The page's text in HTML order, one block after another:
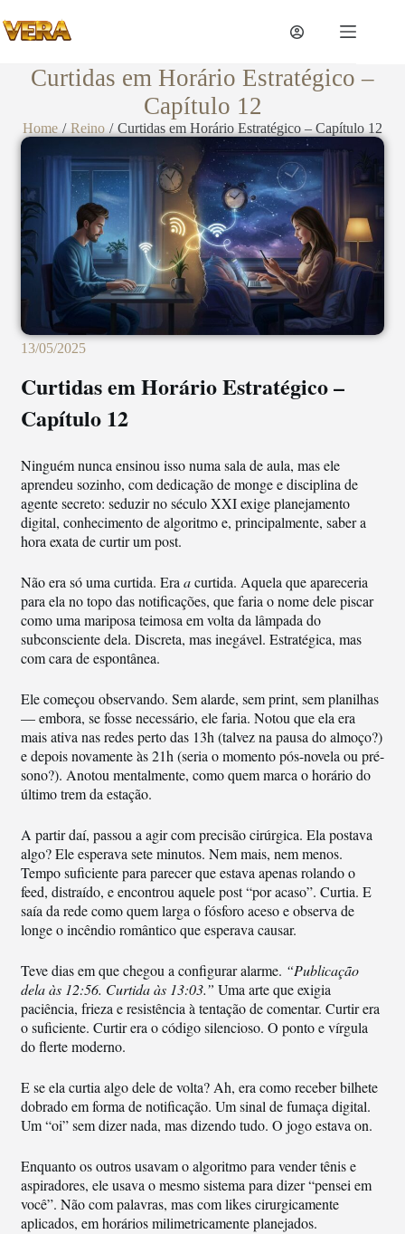
Curtidas em Horário Estratégico –
Capítulo 12
Home / Reino / Curtidas em Horário Estratégico – Capítulo 12
13/05/2025
Curtidas em Horário Estratégico –
Capítulo 12
Ninguém nunca ensinou isso numa sala de aula, mas ele
aprendeu sozinho, com dedicação de monge e disciplina de
agente secreto: seduzir no século XXI exige planejamento
digital, conhecimento de algoritmo e, principalmente, saber a
hora exata de curtir um post.
Não era só uma curtida. Eraacurtida. Aquela que apareceria
para ela no topo das notificações, que faria o nome dele piscar
como uma mariposa teimosa em volta da lâmpada do
subconsciente dela. Discreta, mas inegável. Estratégica, mas
com cara de espontânea.
Ele começou observando. Sem alarde, sem print, sem planilhas
— embora, se fosse necessário, ele faria. Notou que ela era
mais ativa nas redes perto das 13h (talvez na pausa do almoço?)
e depois novamente às 21h (seria o momento pós-novela ou pré-
sono?). Anotou mentalmente, como quem marca o horário do
último trem da estação.
A partir daí, passou a agir com precisão cirúrgica. Ela postava
algo? Ele esperava sete minutos. Nem mais, nem menos.
Tempo suficiente para parecer que estava apenas rolando o
feed, distraído, e encontrou aquele post “por acaso”. Curtia. E
saía da rede como quem larga o fósforo aceso e observa de
longe o incêndio romântico que esperava causar.
Teve dias em que chegou a configurar alarme. “Publicação
dela às 12:56. Curtida às 13:03.” Uma arte que exigia
paciência, frieza e resistência à tentação de comentar. Curtir era
o suficiente. Curtir era o código silencioso. O ponto e vírgula
do flerte moderno.
E se ela curtia algo dele de volta? Ah, era como receber bilhete
dobrado em forma de notificação. Um sinal de fumaça digital.
Um “oi” sem dizer nada, mas dizendo tudo. O jogo estava on.
Enquanto os outros usavam o algoritmo para vender tênis e
aspiradores, ele usava o mesmo sistema para dizer “pensei em
você”. Não com palavras, mas com likes cirurgicamente
aplicados, em horários milimetricamente planejados.